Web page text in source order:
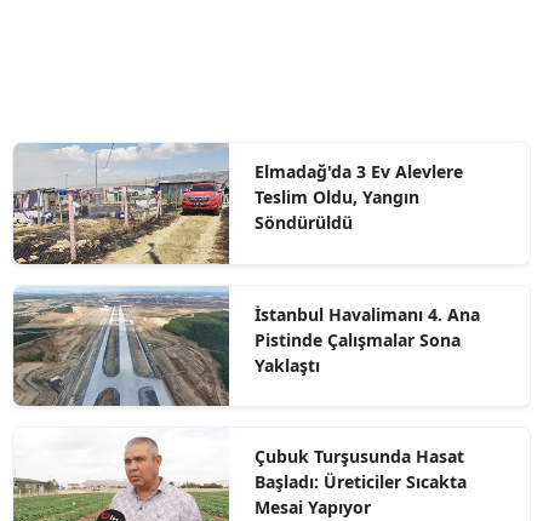
Elmadağ'da 3 Ev Alevlere
Teslim Oldu, Yangın
Söndürüldü
İstanbul Havalimanı 4. Ana
Pistinde Çalışmalar Sona
Yaklaştı
Çubuk Turşusunda Hasat
Başladı: Üreticiler Sıcakta
Mesai Yapıyor